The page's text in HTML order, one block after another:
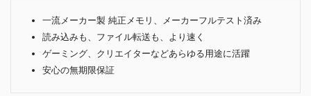
一流メーカー製 純正メモリ、メーカーフルテスト済み
読み込みも、ファイル転送も、より速く
ゲーミング、クリエイターなどあらゆる用途に活躍
安心の無期限保証